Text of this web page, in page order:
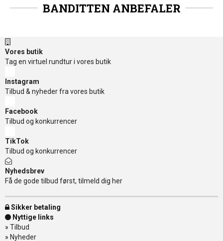
BANDITTEN ANBEFALER
Vores butik
Tag en virtuel rundtur i vores butik
Instagram
Tilbud & nyheder fra vores butik
Facebook
Tilbud og konkurrencer
TikTok
Tilbud og konkurrencer
Nyhedsbrev
Få de gode tilbud først, tilmeld dig her
Sikker betaling
Nyttige links
» Tilbud
» Nyheder